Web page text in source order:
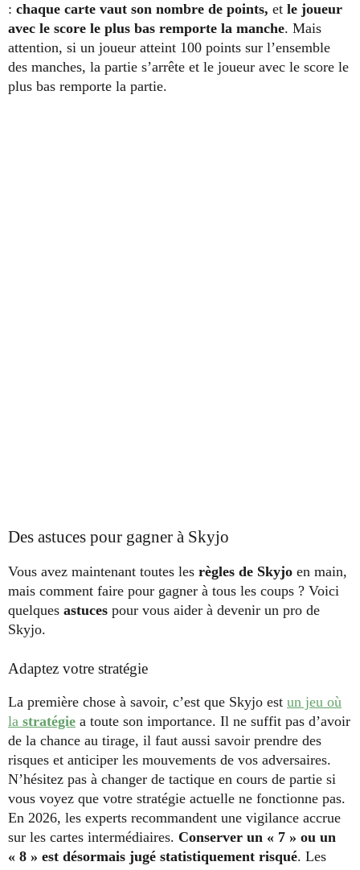
: chaque carte vaut son nombre de points, et le joueur
avec le score le plus bas remporte la manche. Mais
attention, si un joueur atteint 100 points sur l’ensemble
des manches, la partie s’arrête et le joueur avec le score le
plus bas remporte la partie.
Des astuces pour gagner à Skyjo
Vous avez maintenant toutes les règles de Skyjo en main,
mais comment faire pour gagner à tous les coups ? Voici
quelques astuces pour vous aider à devenir un pro de
Skyjo.
Adaptez votre stratégie
La première chose à savoir, c’est que Skyjo est un jeu où
la stratégie a toute son importance. Il ne suffit pas d’avoir
de la chance au tirage, il faut aussi savoir prendre des
risques et anticiper les mouvements de vos adversaires.
N’hésitez pas à changer de tactique en cours de partie si
vous voyez que votre stratégie actuelle ne fonctionne pas.
En 2026, les experts recommandent une vigilance accrue
sur les cartes intermédiaires. Conserver un « 7 » ou un
« 8 » est désormais jugé statistiquement risqué. Les